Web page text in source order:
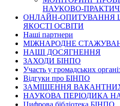
НАУКОВО-
ОНЛАЙН-ОПИТУВАННЯ
ЯКОСТІ ОСВІТИ
Наші партнери
МІЖНАРОДНЕ
НАШІ ДОСЯГНЕННЯ
ЗАХОДИ БІНПО
Участь у громадських
Відгуки про БІНПО
ЗАМІЩЕННЯ
НАУКОВА ПЕРІОДИКА
Цифрова бібліотека БІНПО